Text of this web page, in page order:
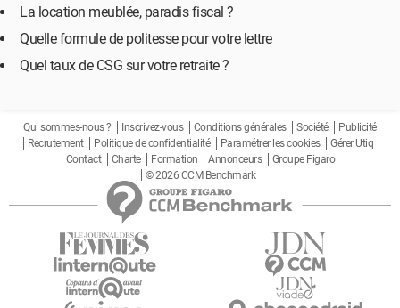
La location meublée, paradis fiscal ?
Quelle formule de politesse pour votre lettre
Quel taux de CSG sur votre retraite ?
Qui sommes-nous ? Inscrivez-vous Conditions générales Société
Publicité
Recrutement
Politique de confidentialité Paramétrer les cookies
Gérer Utiq
Contact
Charte Formation Annonceurs
Groupe Figaro
© 2026 CCM Benchmark